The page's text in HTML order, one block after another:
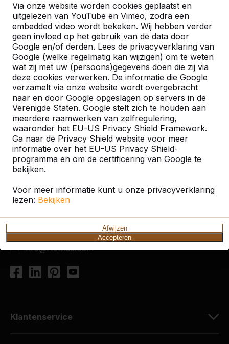
Via onze website worden cookies geplaatst en
uitgelezen van YouTube en Vimeo, zodra een
embedded video wordt bekeken. Wij hebben verder
geen invloed op het gebruik van de data door
Google en/of derden. Lees de privacyverklaring van
Google (welke regelmatig kan wijzigen) om te weten
wat zij met uw (persoons)gegevens doen die zij via
deze cookies verwerken. De informatie die Google
verzamelt via onze website wordt overgebracht
naar en door Google opgeslagen op servers in de
Verenigde Staten. Google stelt zich te houden aan
meerdere raamwerken van zelfregulering,
waaronder het EU-US Privacy Shield Framework.
Ga naar de Privacy Shield website voor meer
informatie over het EU-US Privacy Shield-
programma en om de certificering van Google te
bekijken.
Voor meer informatie kunt u onze privacyverklaring
lezen: Bekijken
Afwijzen
Accepteren
Zie ook
Braamt Doetichem Hummelo Wehl
Contact
HeBlad Nederland
Diamantweg 22
5527 LC Hapert
+31 (0)497 - 36.08.08
info@HeBlad.com
Klantenservice